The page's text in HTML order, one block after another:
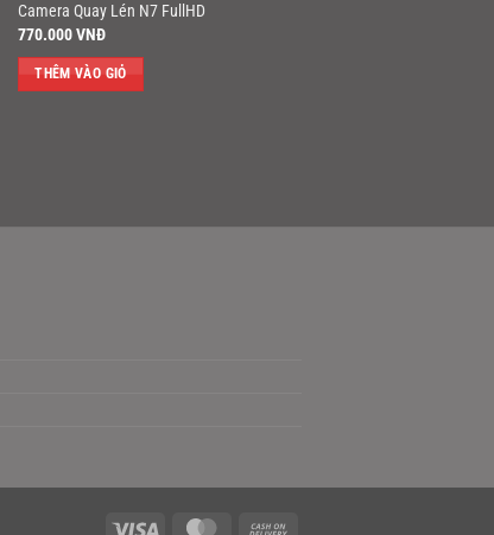
Camera Quay Lén N7 FullHD
770.000VNĐ
THÊM VÀO GIỎ
MasterCard